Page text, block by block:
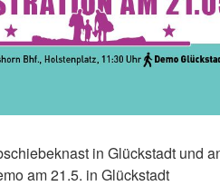
in Glückstadt und
am 21.5. in Glückstadt